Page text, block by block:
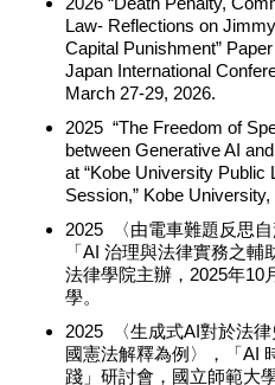
Law- Reflections on
Capital Punishment”
Japan International
March 27-29, 2026.
2025 “The Freedom of
between Generative AI
at “Kobe University Public
Session,” Kobe
2025 〈由電車難題反思
「AI 治理與法律實務之
法律學院主辦，2025年10
學。
2025 〈生成式AI對於法
國憲法解釋為例〉，「AI
踐」研討會，國立師範大